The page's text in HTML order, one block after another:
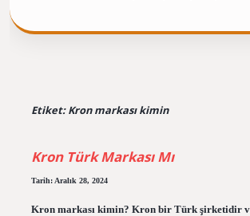
Etiket:Kron markası kimin
Kron Türk Markası Mı
Tarih: Aralık 28, 2024
Kron markası kimin? Kron bir Türk şirketidir